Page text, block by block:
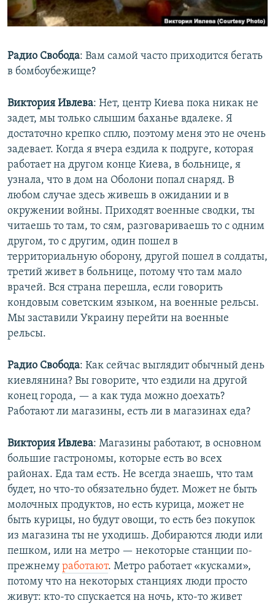
Радио Свобода: ​Вам самой часто приходится бегать
в бомбоубежище?
Виктория Ивлева: Нет, центр Киева пока никак не
задет, мы только слышим баханье вдалеке. Я
достаточно крепко сплю, поэтому меня это не очень
задевает. Когда я вчера ездила к подруге, которая
работает на другом конце Киева, в больнице, я
узнала, что в дом на Оболони попал снаряд. В
любом случае здесь живешь в ожидании и в
окружении войны. Приходят военные сводки, ты
читаешь то там, то сям, разговариваешь то с одним
другом, то с другим, один пошел в
территориальную оборону, другой пошел в солдаты,
третий живет в больнице, потому что там мало
врачей. Вся страна перешла, если говорить
кондовым советским языком, на военные рельсы.
Мы заставили Украину перейти на военные
рельсы.
Радио Свобода: ​Как сейчас выглядит обычный день
киевлянина? Вы говорите, что ездили на другой
конец города, — а как туда можно доехать?
Работают ли магазины, есть ли в магазинах еда?
Виктория Ивлева: Магазины работают, в основном
большие гастрономы, которые есть во всех
районах. Еда там есть. Не всегда знаешь, что там
будет, но что-то обязательно будет. Может не быть
молочных продуктов, но есть курица, может не
быть курицы, но будут овощи, то есть без покупок
из магазина ты не уходишь. Добираются люди или
пешком, или на метро — некоторые станции по-
прежнему работают. Метро работает «кусками»,
потому что на некоторых станциях люди просто
живут: кто-то спускается на ночь, кто-то живет